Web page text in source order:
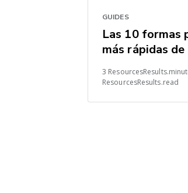
GUIDES
Las 10 formas
más rápidas
cadenas de
globales
3
ResourcesResults.read